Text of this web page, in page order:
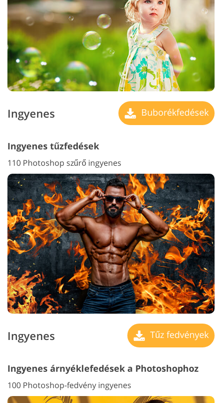
Ingyenes Buborékfedések
Ingyenes tűzfedések
110 Photoshop szűrő ingyenes
Ingyenes Tűz fedvények
Ingyenes árnyéklefedések a Photoshophoz
100 Photoshop-fedvény ingyenes